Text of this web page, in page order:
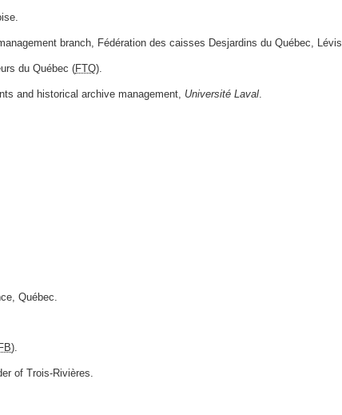
branch, Fédération des caisses Desjardins du Québec, Lévis.
du Québec (FTQ).
and historical archive management, Université Laval
Québec.
).
of Trois-Rivières.